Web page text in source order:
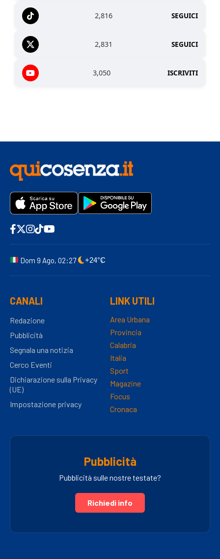
2,816 SEGUICI
2,831 SEGUICI
3,050 ISCRIVITI
Dom 9 Ago, 02:27 +24°C
CANALI
Redazione
Pubblicità
Segnala una notizia
Cerco Eventi
Dichiarazione sulla Privacy
(UE)
Impostazione privacy
LINK UTILI
Area Urbana
Provincia
Calabria
Italia
Sport
Magazine
Focus
Cronaca
Pubblicità
Pubblicità sulle nostre testate?
Richiedi info